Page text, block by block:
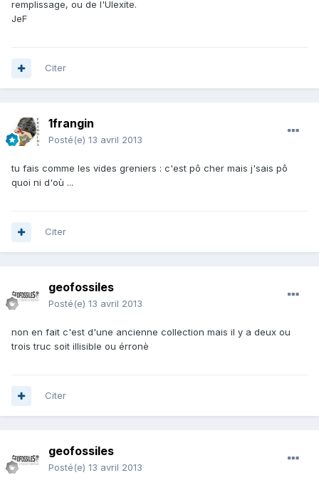
remplissage, ou de l'Ulexite.
JeF
Citer
1frangin
Posté(e) 13 avril 2013
tu fais comme les vides greniers : c'est pô cher mais j'sais pô
quoi ni d'où ...
Citer
geofossiles
Posté(e) 13 avril 2013
non en fait c'est d'une ancienne collection mais il y a deux ou
trois truc soit illisible ou érronè
Citer
geofossiles
Posté(e) 13 avril 2013